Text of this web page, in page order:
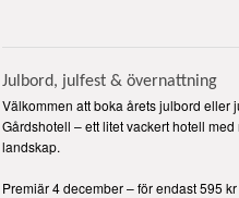
Julbord, julfest & övernattning
Välkommen att boka årets julbord eller
Gårdshotell – ett litet vackert hotell
landskap.
Premiär 4 december – för endast 595